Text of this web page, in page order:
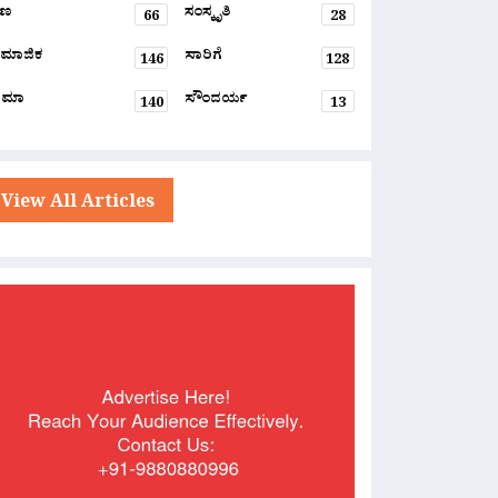
66 ಸಂಸ್ಕೃತಿ
28
146 ಸಾರಿಗೆ
128
140 ಸೌಂದರ್ಯ 13
View All Articles